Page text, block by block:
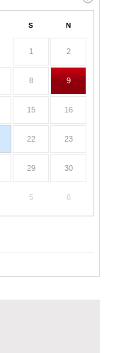
S N
1 2
8 9
15 16
22 23
29 30
5 6